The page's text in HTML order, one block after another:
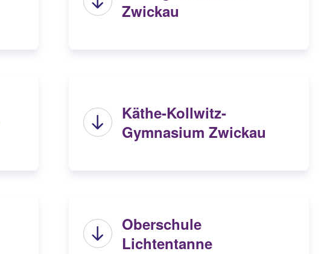
Zwickau
Käthe-Kollwitz-
Gymnasium Zwickau
Oberschule
Lichtentanne